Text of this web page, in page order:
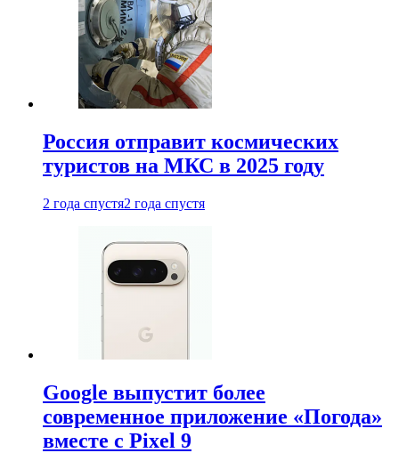
Россия отправит космических
туристов на МКС в 2025 году
2 года спустя2 года спустя
Google выпустит более
современное приложение «Погода»
вместе с Pixel 9